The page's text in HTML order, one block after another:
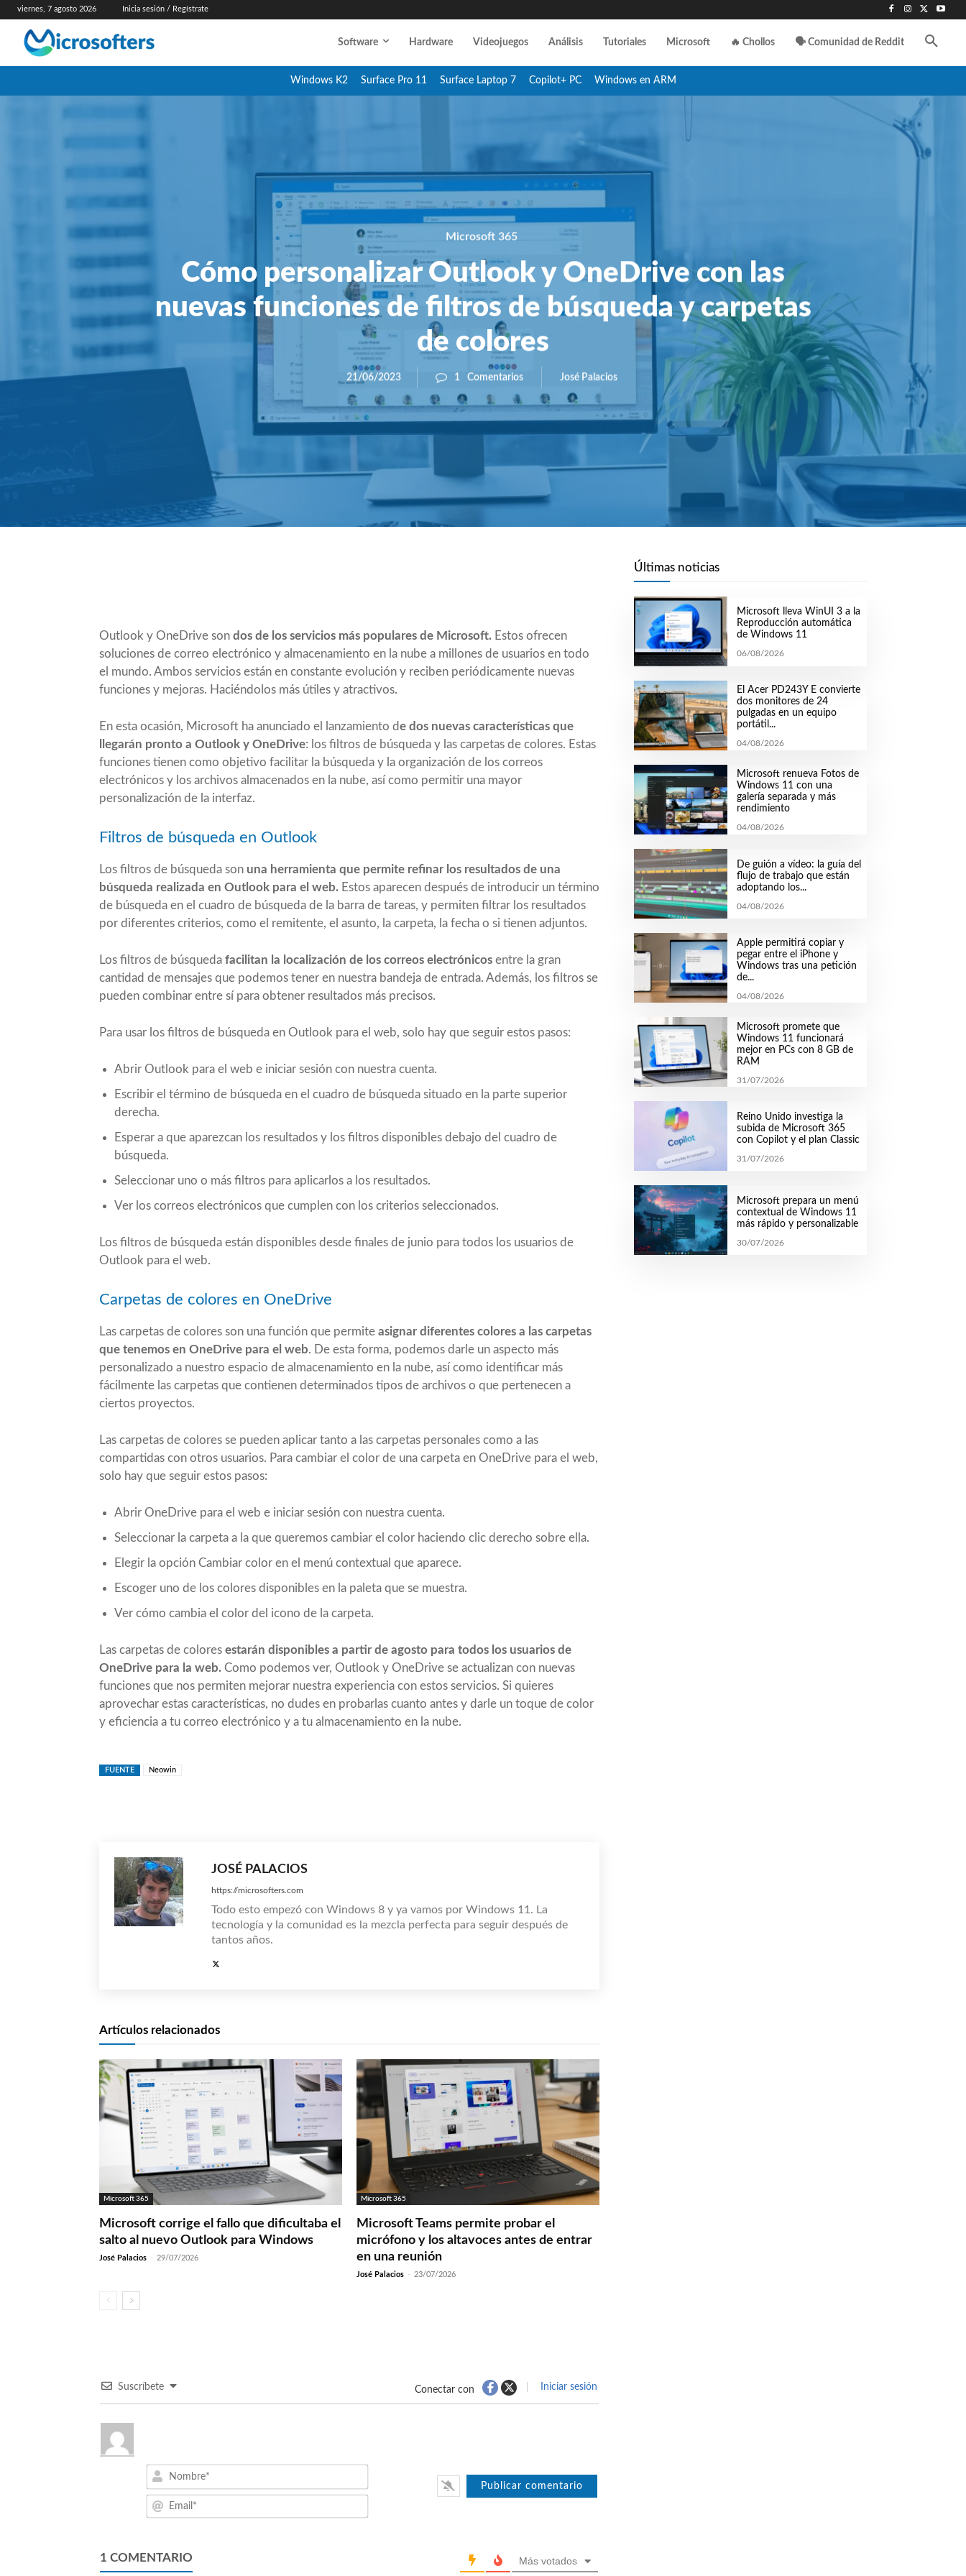
viernes, 7 agosto 2026 Inicia sesión / Regístrate
Software Hardware Videojuegos Análisis Tutoriales Microsoft 🔥 Chollos 🗣️ Comunidad de Reddit
Windows K2 Surface Pro 11 Surface Laptop 7 Copilot+ PC Windows en ARM
Microsoft 365
Cómo personalizar Outlook y OneDrive con las
nuevas funciones de filtros de búsqueda y carpetas
de colores
21/06/2023 1 Comentarios José Palacios
Outlook y OneDrive son dos de los servicios más populares de Microsoft. Estos ofrecen
soluciones de correo electrónico y almacenamiento en la nube a millones de usuarios en todo
el mundo. Ambos servicios están en constante evolución y reciben periódicamente nuevas
funciones y mejoras. Haciéndolos más útiles y atractivos.
En esta ocasión, Microsoft ha anunciado el lanzamiento de dos nuevas características que
llegarán pronto a Outlook y OneDrive: los filtros de búsqueda y las carpetas de colores. Estas
funciones tienen como objetivo facilitar la búsqueda y la organización de los correos
electrónicos y los archivos almacenados en la nube, así como permitir una mayor
personalización de la interfaz.
Filtros de búsqueda en Outlook
Los filtros de búsqueda son una herramienta que permite refinar los resultados de una
búsqueda realizada en Outlook para el web. Estos aparecen después de introducir un término
de búsqueda en el cuadro de búsqueda de la barra de tareas, y permiten filtrar los resultados
por diferentes criterios, como el remitente, el asunto, la carpeta, la fecha o si tienen adjuntos.
Los filtros de búsqueda facilitan la localización de los correos electrónicos entre la gran
cantidad de mensajes que podemos tener en nuestra bandeja de entrada. Además, los filtros se
pueden combinar entre sí para obtener resultados más precisos.
Para usar los filtros de búsqueda en Outlook para el web, solo hay que seguir estos pasos:
Abrir Outlook para el web e iniciar sesión con nuestra cuenta.
Escribir el término de búsqueda en el cuadro de búsqueda situado en la parte superior
derecha.
Esperar a que aparezcan los resultados y los filtros disponibles debajo del cuadro de
búsqueda.
Seleccionar uno o más filtros para aplicarlos a los resultados.
Ver los correos electrónicos que cumplen con los criterios seleccionados.
Los filtros de búsqueda están disponibles desde finales de junio para todos los usuarios de
Outlook para el web.
Carpetas de colores en OneDrive
Las carpetas de colores son una función que permite asignar diferentes colores a las carpetas
que tenemos en OneDrive para el web. De esta forma, podemos darle un aspecto más
personalizado a nuestro espacio de almacenamiento en la nube, así como identificar más
fácilmente las carpetas que contienen determinados tipos de archivos o que pertenecen a
ciertos proyectos.
Las carpetas de colores se pueden aplicar tanto a las carpetas personales como a las
compartidas con otros usuarios. Para cambiar el color de una carpeta en OneDrive para el web,
solo hay que seguir estos pasos:
Abrir OneDrive para el web e iniciar sesión con nuestra cuenta.
Seleccionar la carpeta a la que queremos cambiar el color haciendo clic derecho sobre ella.
Elegir la opción Cambiar color en el menú contextual que aparece.
Escoger uno de los colores disponibles en la paleta que se muestra.
Ver cómo cambia el color del icono de la carpeta.
Las carpetas de colores estarán disponibles a partir de agosto para todos los usuarios de
OneDrive para la web. Como podemos ver, Outlook y OneDrive se actualizan con nuevas
funciones que nos permiten mejorar nuestra experiencia con estos servicios. Si quieres
aprovechar estas características, no dudes en probarlas cuanto antes y darle un toque de color
y eficiencia a tu correo electrónico y a tu almacenamiento en la nube.
FUENTE Neowin
JOSÉ PALACIOS
https://microsofters.com
Todo esto empezó con Windows 8 y ya vamos por Windows 11. La
tecnología y la comunidad es la mezcla perfecta para seguir después de
tantos años.
Artículos relacionados
Microsoft 365
Microsoft corrige el fallo que dificultaba el
salto al nuevo Outlook para Windows
José Palacios - 29/07/2026
Microsoft 365
Microsoft Teams permite probar el
micrófono y los altavoces antes de entrar
en una reunión
José Palacios - 23/07/2026
Suscríbete Conectar con Iniciar sesión
1 COMENTARIO Más votados
Últimas noticias
Microsoft lleva WinUI 3 a la
Reproducción automática
de Windows 11
06/08/2026
El Acer PD243Y E convierte
dos monitores de 24
pulgadas en un equipo
portátil...
04/08/2026
Microsoft renueva Fotos de
Windows 11 con una
galería separada y más
rendimiento
04/08/2026
De guión a vídeo: la guía del
flujo de trabajo que están
adoptando los...
04/08/2026
Apple permitirá copiar y
pegar entre el iPhone y
Windows tras una petición
de...
04/08/2026
Microsoft promete que
Windows 11 funcionará
mejor en PCs con 8 GB de
RAM
31/07/2026
Reino Unido investiga la
subida de Microsoft 365
con Copilot y el plan Classic
31/07/2026
Microsoft prepara un menú
contextual de Windows 11
más rápido y personalizable
30/07/2026